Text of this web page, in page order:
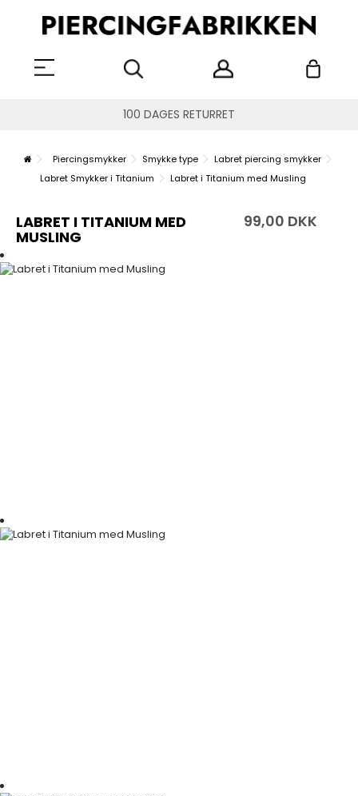
100 DAGES RETURRET
Piercingsmykker Smykke type
Labret piercing smykker
Labret Smykker i Titanium
Labret i Titanium med Musling
LABRET I TITANIUM MED
MUSLING
99,00 DKK